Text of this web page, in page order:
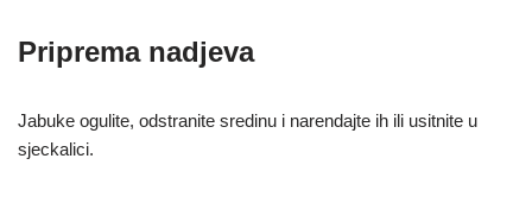
Priprema nadjeva
Jabuke ogulite, odstranite sredinu i narendajte ih ili usitnite u
sjeckalici.